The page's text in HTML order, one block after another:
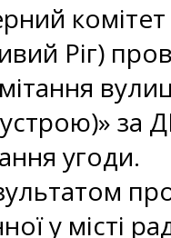
комітет
Ріг)
за
угоди.
у місті